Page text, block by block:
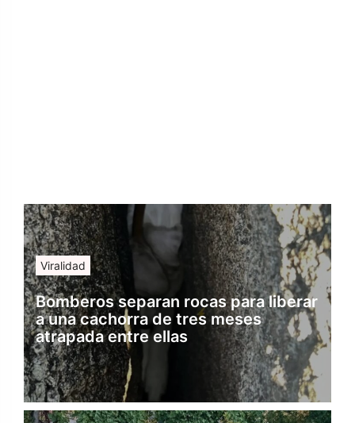
Viralidad
Bomberos separan rocas para liberar
a una cachorra de tres meses
atrapada entre ellas